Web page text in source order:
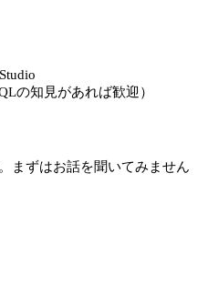
の知見があれば歓迎）
まずはお話を聞いてみません